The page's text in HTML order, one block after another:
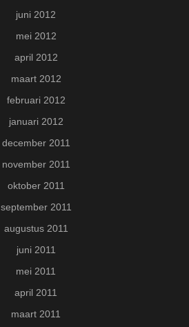
juni 2012
mei 2012
april 2012
maart 2012
februari 2012
januari 2012
december 2011
november 2011
oktober 2011
september 2011
augustus 2011
juni 2011
mei 2011
april 2011
maart 2011